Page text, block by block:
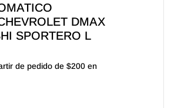
DMAX
SPORTERO L
de pedido de $200 en